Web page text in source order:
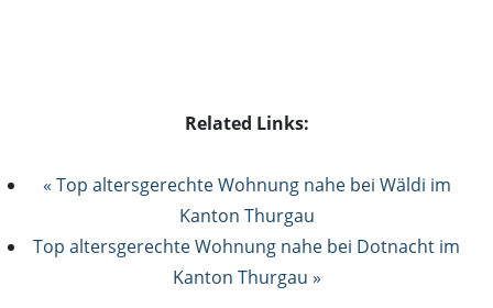
Related Links:
« Top altersgerechte Wohnung nahe bei Wäldi im
Kanton Thurgau
Top altersgerechte Wohnung nahe bei Dotnacht im
Kanton Thurgau »